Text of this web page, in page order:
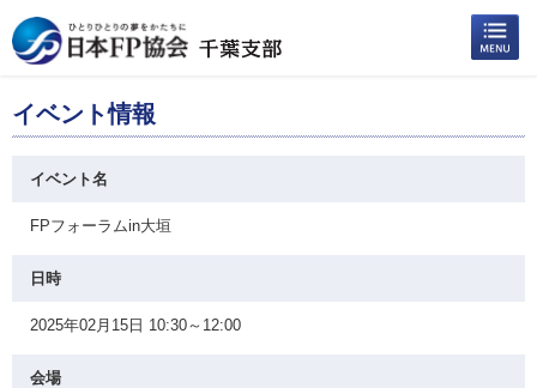
イベント情報
イベント名
FPフォーラムin大垣
日時
2025年02月15日 10:30～12:00
会場